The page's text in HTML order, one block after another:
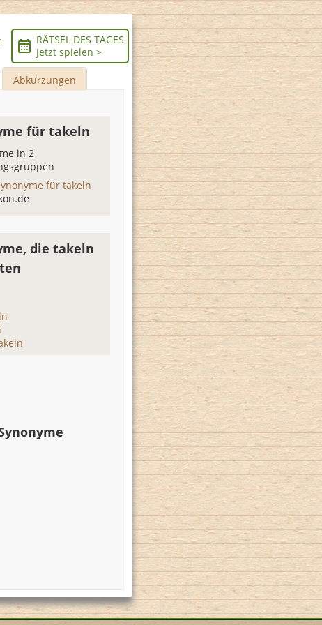
RÄTSEL DES TAGES
Jetzt spielen >
Abkürzungen
für takeln
in 2
für takeln
die takeln